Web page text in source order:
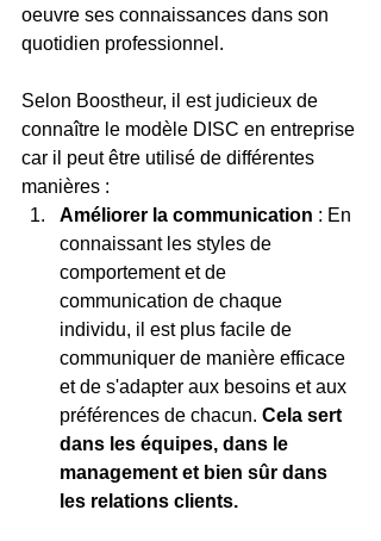
oeuvre ses connaissances dans son
quotidien professionnel.
Selon Boostheur, il est judicieux de
connaître le modèle DISC en entreprise
car il peut être utilisé de différentes
manières :
Améliorer la communication : En
connaissant les styles de
comportement et de
communication de chaque
individu, il est plus facile de
communiquer de manière efficace
et de s'adapter aux besoins et aux
préférences de chacun. Cela sert
dans les équipes, dans le
management et bien sûr dans
les relations clients.